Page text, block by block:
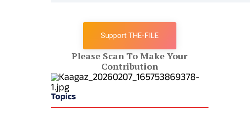
Support THE-FILE
Please Scan To Make Your
Contribution
Topics